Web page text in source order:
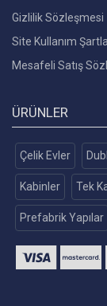
Gizlilik Sözleşmesi
Site Kullanım
Mesafeli Satış
ÜRÜNLER
Çelik Evler
Kabinler Tek
Prefabrik Yapılar